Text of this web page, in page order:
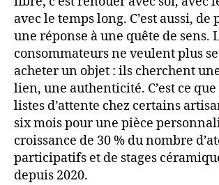
avec le temps long. C’est aussi, de
une réponse à une quête de sens.
consommateurs ne veulent plus
acheter un objet : ils cherchent
lien, une authenticité. C’est ce
listes d’attente chez certains
six mois pour une pièce
croissance de 30 % du nombre
participatifs et de stages
depuis 2020.